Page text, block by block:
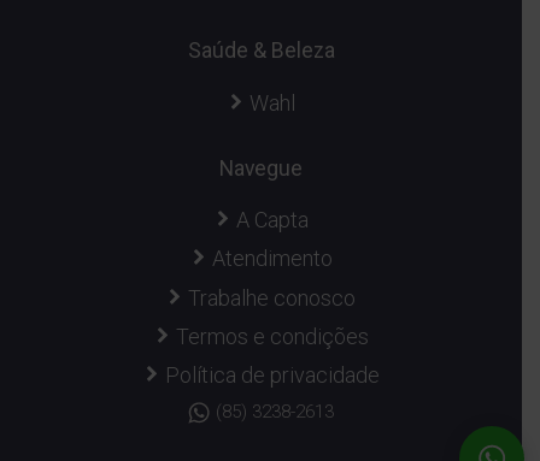
Saúde & Beleza
Wahl
Navegue
A Capta
Atendimento
Trabalhe conosco
Termos e condições
Política de privacidade
(85) 3238-2613